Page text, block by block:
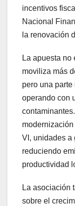
incentivos
Nacional
la renovación
La apuesta no
moviliza más
pero una
operando con
VI, unidades a
reduciendo
productividad
La asociación
sobre el